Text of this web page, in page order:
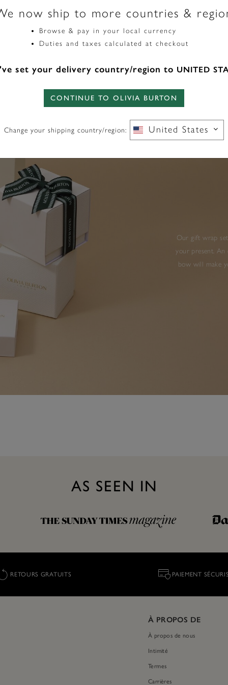
Quartz
Our gift wrap
your present. An
bow will make
AS SEEN IN
RETOURS GRATUITS PAIEMENT
À PROPOS DE
À propos de nous
Intimité
Termes
Carrières
now ship to more countries &
Browse & pay in your local currency
Duties and taxes calculated at checkout
set your delivery country/region to UNITED
CONTINUE TO OLIVIA BURTON
Change your shipping country/region: United States